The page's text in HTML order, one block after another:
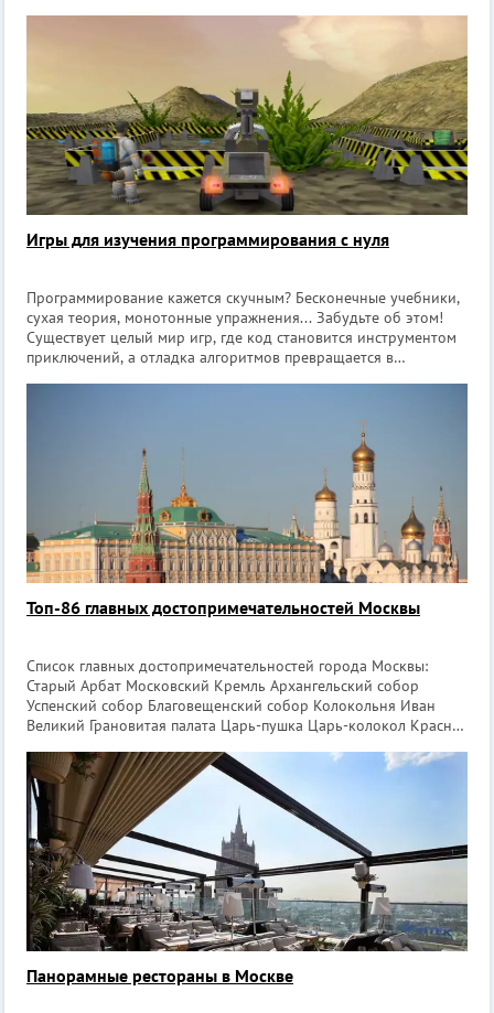
Игры для изучения программирования с нуля
Программирование кажется скучным? Бесконечные учебники,
сухая теория, монотонные упражнения... Забудьте об этом!
Существует целый мир игр, где код становится инструментом
приключений, а отладка алгоритмов превращается в
Топ-86 главных достопримечательностей Москвы
Список главных достопримечательностей города Москвы:
Старый Арбат Московский Кремль Архангельский собор
Успенский собор Благовещенский собор Колокольня Иван
Великий Грановитая палата Царь-пушка Царь-колокол Красная
Панорамные рестораны в Москве